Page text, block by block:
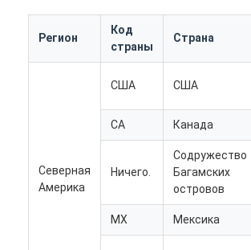
Наша фабрика
контроль качества
Международная перевозка передняя
Регион
Код
страны
Страна
Северная
Америка
США США
CA Канада
Ничего.
Содружество
Багамских
островов
MX Мексика